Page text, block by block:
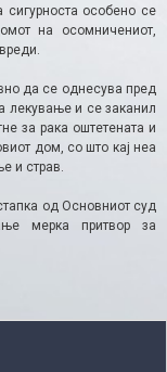
сигурноста особено се
на осомничениот,
да се однесува пред
лекување и се заканил
за рака оштетената и
дом, со што кај неа
и страв.
од Основниот суд
мерка притвор за